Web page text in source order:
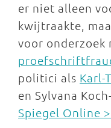
er niet alleen
kwijtraakte,
voor onderzoek
politici als Karl-
en Sylvana
Spiegel Online